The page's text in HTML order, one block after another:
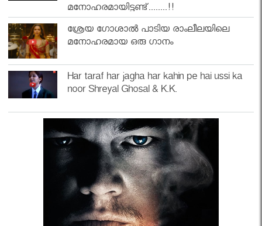
മനോഹരമായിട്ടുണ്ട്........!!
ശ്രേയ ഗോശാൽ പാടിയ രാംലീലയിലെ
മനോഹരമായ ഒരു ഗാനം
Har taraf har jagha har kahin pe hai ussi ka
noor Shreyal Ghosal & K.K.